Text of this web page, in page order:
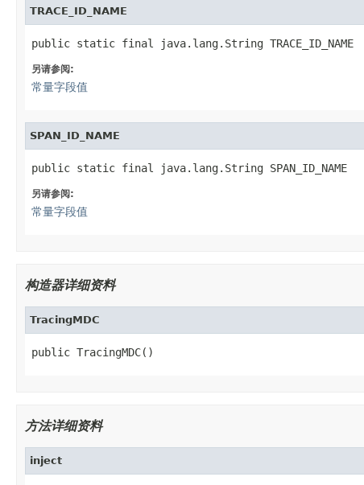
TRACE_ID_NAME
public static final java.lang.String TRACE_ID_NAME
另请参阅:
常量字段值
SPAN_ID_NAME
public static final java.lang.String SPAN_ID_NAME
另请参阅:
常量字段值
构造器详细资料
TracingMDC
public TracingMDC()
方法详细资料
inject